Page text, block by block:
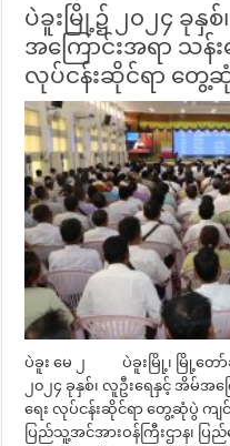
ပဲခူးမြို့၌ ၂၀၂၄ ခုနှ
အကြောင်းအရာ သန်း
လုပ်ငန်းဆိုင်ရာ တွေ့
ပဲခူး မေ ၂ ပဲခူးမြို့၊ မြို့တော်
၂၀၂၄ ခုနှစ်၊ လူဦးရေနှင့် အိမ်အ
ရေး လုပ်ငန်းဆိုင်ရာ တွေ့ဆုံပွဲ ကျ
ပြည်သူ့အင်အားဝန်ကြီးဌာန၊ ပြည်